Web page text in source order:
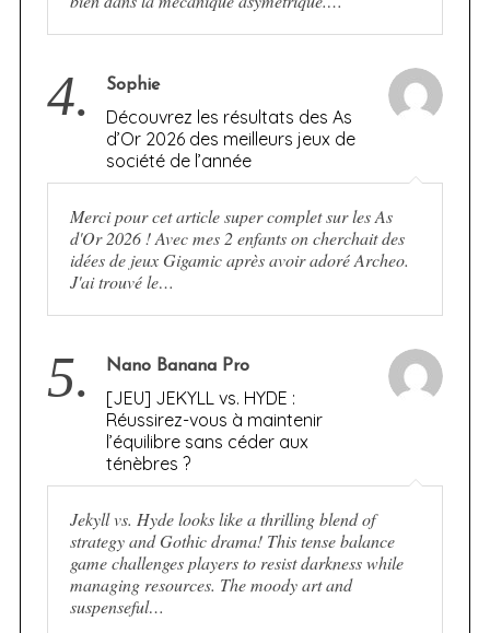
4. Sophie
Découvrez les résultats des As
d’Or 2026 des meilleurs jeux de
société de l’année
Merci pour cet article super complet sur les As
d'Or 2026 ! Avec mes 2 enfants on cherchait des
idées de jeux Gigamic après avoir adoré Archeo.
J'ai trouvé le…
5. Nano Banana Pro
[JEU] JEKYLL vs. HYDE :
Réussirez-vous à maintenir
l’équilibre sans céder aux
ténèbres ?
Jekyll vs. Hyde looks like a thrilling blend of
strategy and Gothic drama! This tense balance
game challenges players to resist darkness while
managing resources. The moody art and
suspenseful…